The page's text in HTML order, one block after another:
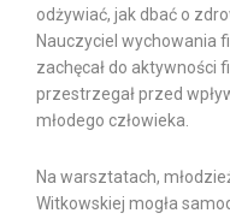
odżywiać, jak dbać o
Nauczyciel wychowania
zachęcał do aktywności
przestrzegał przed
młodego człowieka.
Na warsztatach,
Witkowskiej mogła